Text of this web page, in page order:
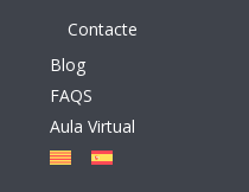
Contacte
Blog
FAQS
Aula Virtual